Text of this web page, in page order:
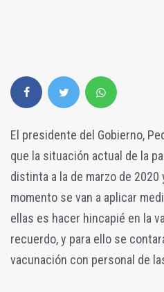
El presidente del Gobierno,
que la situación actual de la
distinta a la de marzo de
momento se van a aplicar
ellas es hacer hincapié en la
recuerdo, y para ello se
vacunación con personal de